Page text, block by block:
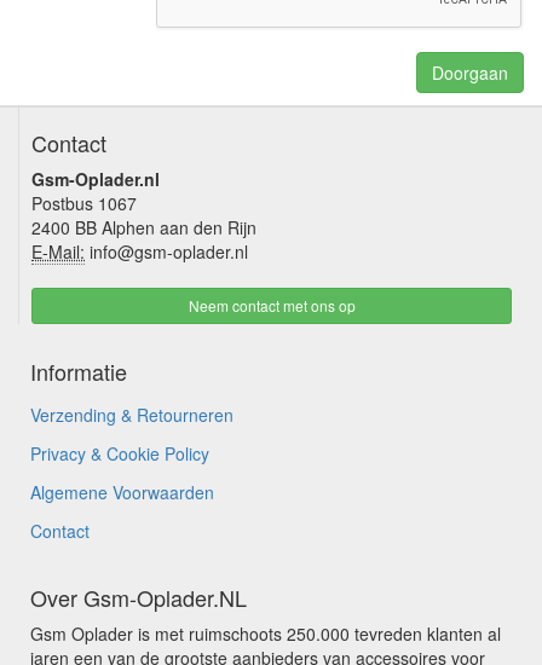
Doorgaan
Contact
Gsm-Oplader.nl
Postbus 1067
2400 BB Alphen aan den Rijn
E-Mail: info@gsm-oplader.nl
Neem contact met ons op
Informatie
Verzending & Retourneren
Privacy & Cookie Policy
Algemene Voorwaarden
Contact
Over Gsm-Oplader.NL
Gsm Oplader is met ruimschoots 250.000 tevreden klanten al
jaren een van de grootste aanbieders van accessoires voor